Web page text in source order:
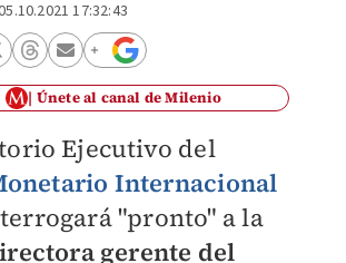
17:32:43
Únete al canal de Milenio
Ejecutivo del
Internacional
"pronto" a la
gerente del